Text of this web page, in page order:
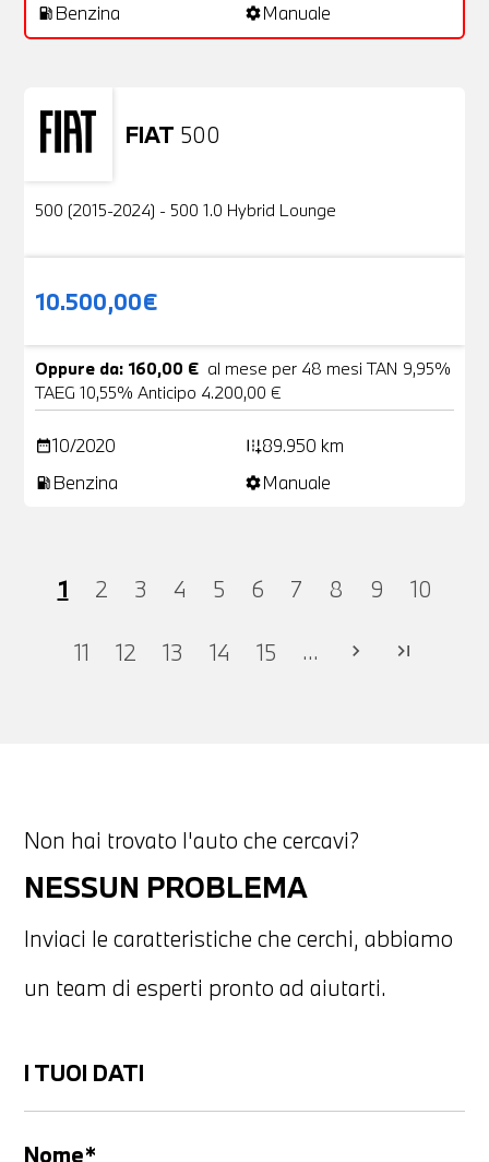
local_gas_station Benzina settingsManuale
FIAT 500
Usato
500 (2015-2024) - 500 1.0 Hybrid Lounge
10.500,00€
Oppure da: 160,00 € al mese per 48 mesi TAN 9,95%
TAEG 10,55% Anticipo 4.200,00 €
date_range10/2020 add_road89.950 km
local_gas_station Benzina settingsManuale
1 2 3 4 5 6 7 8 9 10
11 12 13 14 15 ... chevron_right last_page
Non hai trovato l'auto che cercavi?
NESSUN PROBLEMA
Inviaci le caratteristiche che cerchi, abbiamo
un team di esperti pronto ad aiutarti.
I TUOI DATI
Nome*